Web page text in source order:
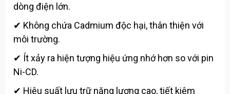
dòng điện lớn.
✔ Không chứa Cadmium độc hại, thân thiện với
môi trường.
✔ Ít xảy ra hiện tượng hiệu ứng nhớ hơn so với pin
Ni-CD.
✔ Hiệu suất lưu trữ năng lượng cao, tiết kiệm